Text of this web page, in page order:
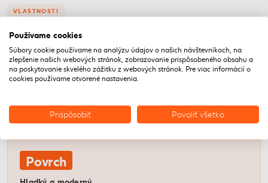
VLASTNOSTI
Kľúčové vlastnosti palisády City
Materiál
Palisáda je vyrobená z kvalitného betónu, ktorý zabezpečuje
pevnosť a odolnosť voči poveternostným vplyvom.
Povrch
Používame cookies
Súbory cookie používame na analýzu údajov o našich návštevníkoch, na
zlepšenie našich webových stránok, zobrazovanie prispôsobeného obsahu a
na poskytovanie skvelého zážitku z webových stránok. Pre viac informácií o
cookies používame otvorené nastavenia.
Prispôsobiť Povoliť všetko